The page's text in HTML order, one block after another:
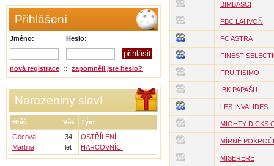
Přihlášení
Jméno: Heslo:
nová registrace :: zapomněli jste heslo?
Narozeniny slaví
Hráč Věk
Tým
Gécová
Martina
34
let
OSTŘÍLENÍ
HARCOVNÍCI
BIMBÁSCI
FBC LAHVOŇ
FC ASTRA
FINEST
FRUITISIMO
IBK PAPAŠU
LES INVALIDES
MIGHTY DICKS
MÍRNĚ
MISERERE